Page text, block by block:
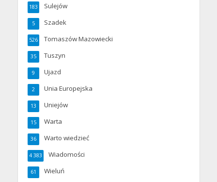
Sulejów
183
Szadek
5
Tomaszów Mazowiecki
526
Tuszyn
35
Ujazd
9
Unia Europejska
2
Uniejów
13
Warta
15
Warto wiedzieć
36
Wiadomości
4 383
Wieluń
61